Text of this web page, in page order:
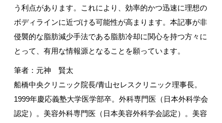
う利点があります。これにより、効率的かつ迅速に理想の
ボディラインに近づける可能性が高まります。本記事が非
侵襲的な脂肪減少手法である脂肪冷却に関心を持つ方々に
とって、有用な情報源となることを願っています。
筆者：元神 賢太
船橋中央クリニック院長/青山セレスクリニック理事長。
1999年慶応義塾大学医学部卒。外科専門医（日本外科学会
認定）。美容外科専門医（日本美容外科学会認定）。美容